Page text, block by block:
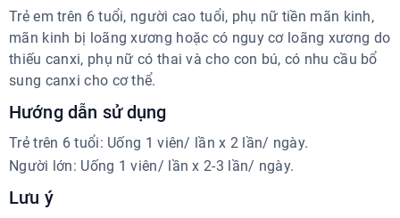
Trẻ em trên 6 tuổi, người cao tuổi, phụ nữ tiền mãn kinh,
mãn kinh bị loãng xương hoặc có nguy cơ loãng xương do
thiếu canxi, phụ nữ có thai và cho con bú, có nhu cầu bổ
sung canxi cho cơ thể.
Hướng dẫn sử dụng
Trẻ trên 6 tuổi: Uống 1 viên/ lần x 2 lần/ ngày.
Người lớn: Uống 1 viên/ lần x 2-3 lần/ ngày.
Lưu ý